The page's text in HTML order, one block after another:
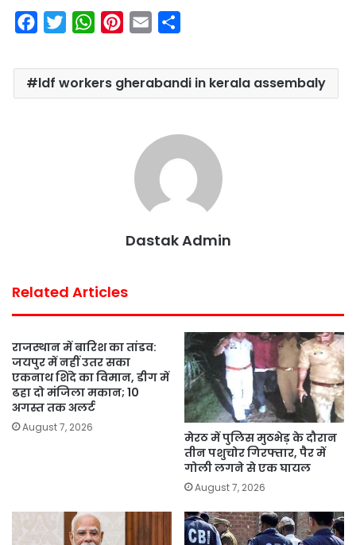
c
e
i
t
W
a
t
n
t
a
i
a
r
ldf workers gherabandi in kerala assembaly
Dastak Admin
Related Articles
राजस्थान में बारिश का तांडव:
जयपुर में नहीं उतर सका
एकनाथ शिंदे का विमान, डीग में
ढहा दो मंजिला मकान; 10
अगस्त तक अलर्ट
August 7, 2026
मेरठ में पुलिस मुठभेड़ के दौरान
तीन पशुचोर गिरफ्तार, पैर में
गोली लगने से एक घायल
August 7, 2026